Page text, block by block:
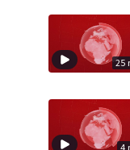
25
4